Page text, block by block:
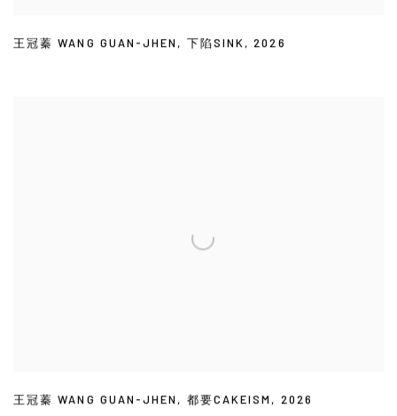
王冠蓁 WANG GUAN-JHEN , 下陷SINK,2026
王冠蓁 WANG GUAN-JHEN , 都要CAKEISM , 2026